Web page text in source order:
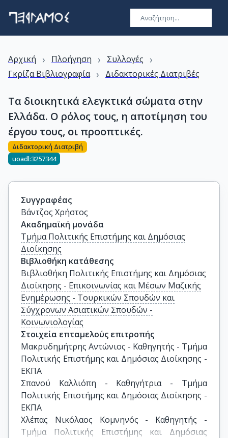
Αρχική › Πλοήγηση › Συλλογές ›
Γκρίζα Βιβλιογραφία › Διδακτορικές Διατριβές
Τα διοικητικά ελεγκτικά σώματα στην
Ελλάδα. Ο ρόλος τους, η αποτίμηση του
έργου τους, οι προοπτικές.
Διδακτορική Διατριβή
uoadl:3257344
Συγγραφέας
Βάντζος Χρήστος
Ακαδημαϊκή μονάδα
Τμήμα Πολιτικής Επιστήμης και Δημόσιας
Διοίκησης
Βιβλιοθήκη κατάθεσης
Βιβλιοθήκη Πολιτικής Επιστήμης και Δημόσιας
Διοίκησης - Επικοινωνίας και Μέσων Μαζικής
Ενημέρωσης - Τουρκικών Σπουδών και
Σύγχρονων Ασιατικών Σπουδών -
Κοινωνιολογίας
Στοιχεία επταμελούς επιτροπής
Μακρυδημήτρης Αντώνιος - Καθηγητής - Τμήμα
Πολιτικής Επιστήμης και Δημόσιας Διοίκησης -
ΕΚΠΑ
Σπανού Καλλιόπη - Καθηγήτρια - Τμήμα
Πολιτικής Επιστήμης και Δημόσιας Διοίκησης -
ΕΚΠΑ
Χλέπας Νικόλαος Κομνηνός - Καθηγητής -
Τμήμα Πολιτικής Επιστήμης και Δημόσιας